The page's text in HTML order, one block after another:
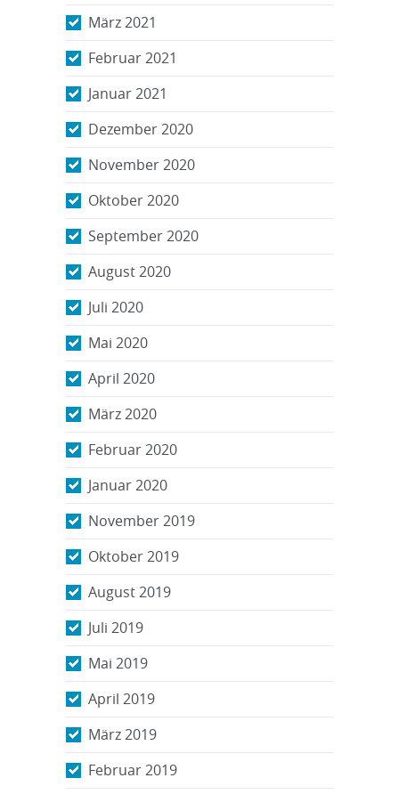
März 2021
Februar 2021
Januar 2021
Dezember 2020
November 2020
Oktober 2020
September 2020
August 2020
Juli 2020
Mai 2020
April 2020
März 2020
Februar 2020
Januar 2020
November 2019
Oktober 2019
August 2019
Juli 2019
Mai 2019
April 2019
März 2019
Februar 2019